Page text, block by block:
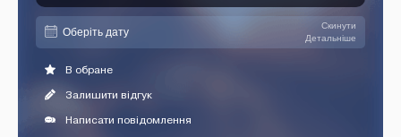
Скинути
Детальніше
В обране
Залишити відгук
Написати повідомлення